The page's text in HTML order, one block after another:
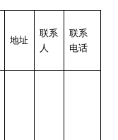
地址
联系
人
联系
电话